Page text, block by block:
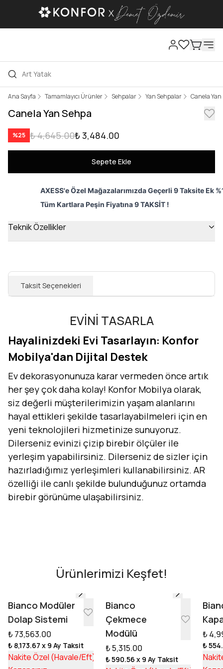
Ana Sayfa Tamamlayıcı Ürünler Sehpalar Yan Sehpalar Canela Yan
Canela Yan Sehpa
%25 ₺ 4,645.00₺ 3,484.00
Sepete Ekle
AXESS'e Özel Mağazalarımızda Geçerli 9 Taksite Ek
Tüm Kartlara Peşin Fiyatına 9 TAKSİT !
Teknik Özellikler
Taksit Seçenekleri
EVİNİ TASARLA
Hayalinizdeki Evi Tasarlayın: Konfor
Mobilya'dan Dijital Destek
Ev dekorasyonunuza karar vermeden önce artık
her şey çok daha kolay! Konfor Mobilya olarak,
siz değerli müşterilerimizin yaşam alanlarını
hayal ettikleri şekilde tasarlayabilmeleri için en
yeni teknolojileri hizmetinize sunuyoruz.
Dilerseniz evinizi çizip birebir ölçüler ile
yerleşim yapabilirsiniz. Dilerseniz de sizler için
hazırladığımız yerleşimleri kullanabilirsiniz. AR
özelliği ile canlı şekilde bulunduğunuz ortamda
birebir görünüme ulaşabilirsiniz.
Tasarıma Başla
Ürünlerimizi Keşfet!
Bianco Modüler
Dolap Sistemi
₺ 73,563.00
₺ 8,173.67 x 9 Ay Taksit
Nakite Özel (Havale/Eft) ₺ 55,253.17
Bianco
Çekmece
Modülü
₺ 5,315.00
₺ 590.56 x 9 Ay Taksit
₺
₺